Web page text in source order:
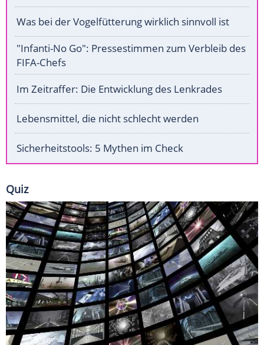
Was bei der Vogelfütterung wirklich sinnvoll ist
"Infanti-No Go": Pressestimmen zum Verbleib des
FIFA-Chefs
Im Zeitraffer: Die Entwicklung des Lenkrades
Lebensmittel, die nicht schlecht werden
Sicherheitstools: 5 Mythen im Check
Quiz